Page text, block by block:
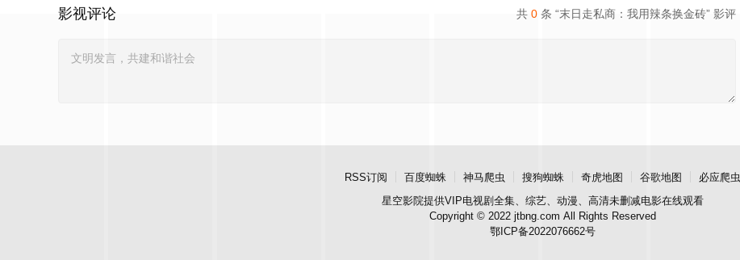
共 0 条 “末日走私商：我用辣条换金砖” 影评
影视评论
RSS订阅 百度蜘蛛 神马爬虫 搜狗蜘蛛 奇虎地图 谷歌地图
必应爬虫
星空影院提供VIP电视剧全集、综艺、动漫、高清未删减电影在线观看
Copyright © 2022 jtbng.com All Rights Reserved
鄂ICP备2022076662号